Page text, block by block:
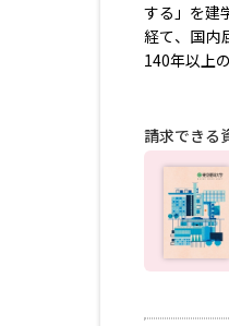
する」を建
経て、国内
140年以上
げ、昨今
請求できる